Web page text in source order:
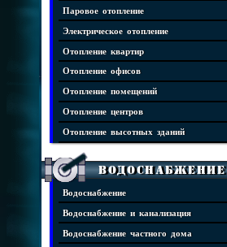
Паровое отопление
Электрическое отопление
Отопление квартир
Отопление офисов
Отопление помещений
Отопление центров
Отопление высотных зданий
Водоснабжение
Водоснабжение
Водоснабжение и канализация
Водоснабжение частного дома